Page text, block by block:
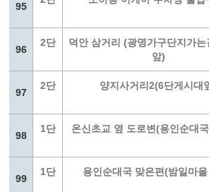
95
96
2단
덕안 삼거리 (광명가구단지가는
앞)
97
2단 양지사거리2(6단게시대
98
1단 온신초교 옆 도로변(용인순대
99
1단 용인순대국 맞은편(밤일마